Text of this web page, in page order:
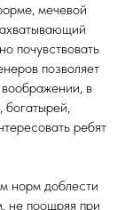
мечевой
почувствовать
позволяет
в
ребят
норм доблести
не поощряя при